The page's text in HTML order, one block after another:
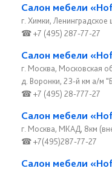
Салон мебели
г. Химки, Ленинградское
☎ +7 (495) 287-77-27
Салон мебели
г. Москва, Московская
д. Воронки, 23-й км а/м
☎ +7 (495) 28-777-27
Салон мебели
г. Москва, МКАД, 8км
☎ +7(495)287-77-27
Салон мебели